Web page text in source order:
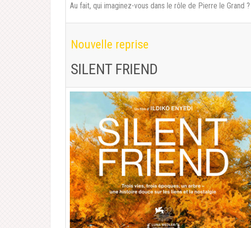
Au fait, qui imaginez-vous dans le rôle de Pierre le Grand ?
Nouvelle reprise
SILENT FRIEND